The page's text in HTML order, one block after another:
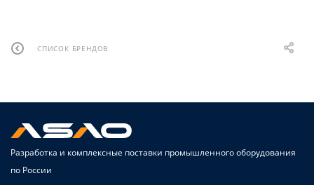
СПИСОК БРЕНДОВ
Разработка и комплексные поставки промышленного оборудования
по России